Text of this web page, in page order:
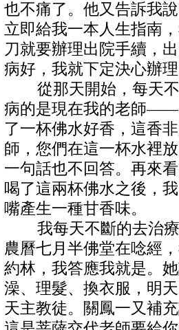
也不痛了。他又告訴我
立即給我一本人生指南
刀就要辦理出院手續，
病好，我就下定決心辦
從那天開始，每天不
病的是現在我的老師――
了一杯佛水好香，這香
師，您們在這一杯水裡
一句話也不回答。再來
喝了這兩杯佛水之後，
嘴產生一種甘香味。
我每天不斷的去治療
農曆七月半佛堂在唸經
約林，我答應我就是。
澡、理髮、換衣服，明
天主教徒。關鳳一又補